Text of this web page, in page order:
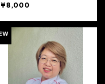
¥8,000